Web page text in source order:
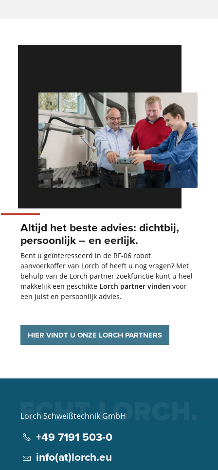
Altijd het beste advies: dichtbij,
persoonlijk­ – en eerlijk.
Bent u geïnteresseerd in de RF-06 robot
aanvoerkoffer van Lorch of heeft u nog vragen? Met
behulp van de Lorch partner zoekfunctie kunt u heel
makkelijk een geschikte Lorch partner vinden voor
een juist en persoonlijk advies.
HIER VINDT U ONZE LORCH PARTNERS
Lorch Schweißtechnik GmbH
+49 7191 503-0
info(at)lorch.eu